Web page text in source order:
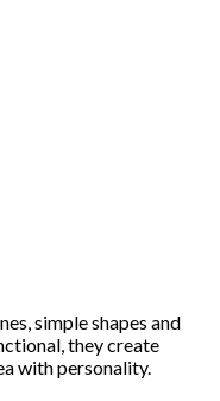
simple shapes and
they create
with personality.